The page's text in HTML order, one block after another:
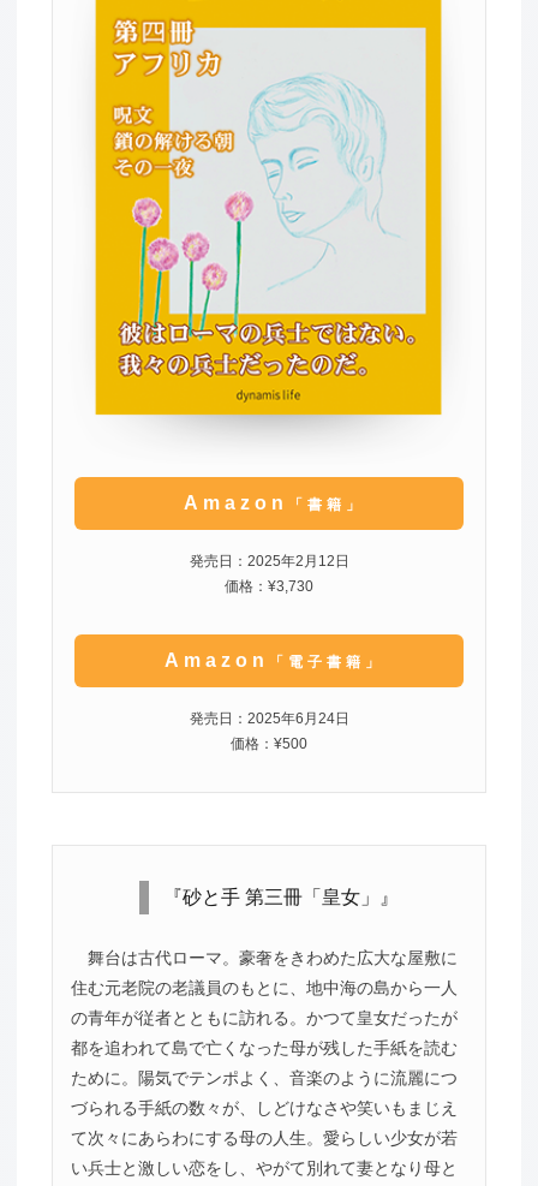
Amazon 「書籍」
発売日：2025年2月12日
価格：¥3,730
Amazon 「電子書籍」
発売日：2025年6月24日
価格：¥500
『砂と手 第三冊「皇女」』
舞台は古代ローマ。豪奢をきわめた広大な屋敷に
住む元老院の老議員のもとに、地中海の島から一人
の青年が従者とともに訪れる。かつて皇女だったが
都を追われて島で亡くなった母が残した手紙を読む
ために。陽気でテンポよく、音楽のように流麗につ
づられる手紙の数々が、しどけなさや笑いもまじえ
て次々にあらわにする母の人生。愛らしい少女が若
い兵士と激しい恋をし、やがて別れて妻となり母と